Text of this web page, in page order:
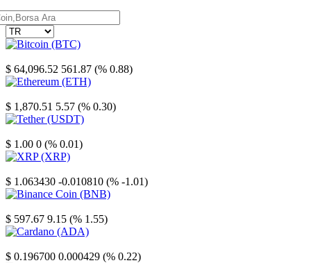
$ 64,096.52 561.87 (% 0.88)
$ 1,870.51 5.57 (% 0.30)
$ 1.00 0 (% 0.01)
$ 1.063430 -0.010810 (% -1.01)
$ 597.67 9.15 (% 1.55)
$ 0.196700 0.000429 (% 0.22)